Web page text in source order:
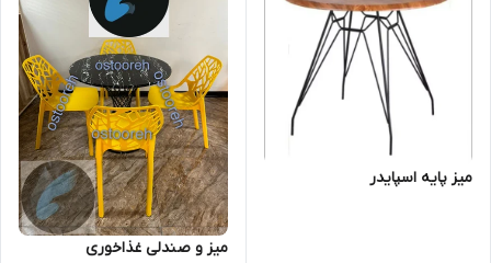
میز پایه اسپایدر
میز و صندلی غذاخوری